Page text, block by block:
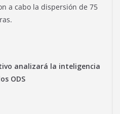
a cabo la dispersión de 75
analizará la inteligencia
ODS